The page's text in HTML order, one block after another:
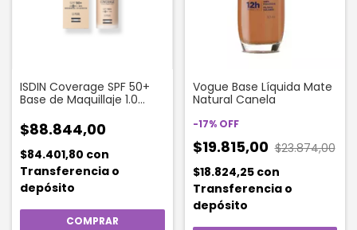
ISDIN Coverage SPF 50+
Base de Maquillaje 1.0
$88.844,00
$84.401,80 con
Transferencia o
depósito
Vogue Base Líquida Mate
Natural Canela
-17% OFF
$19.815,00 $23.874,00
$18.824,25 con
Transferencia o
depósito